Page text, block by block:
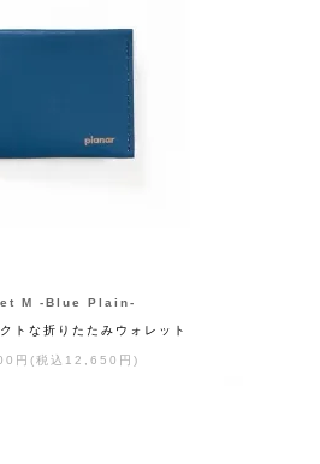
M -Blue Plain-
トな折りたたみウォレット
円(税込12,650円)